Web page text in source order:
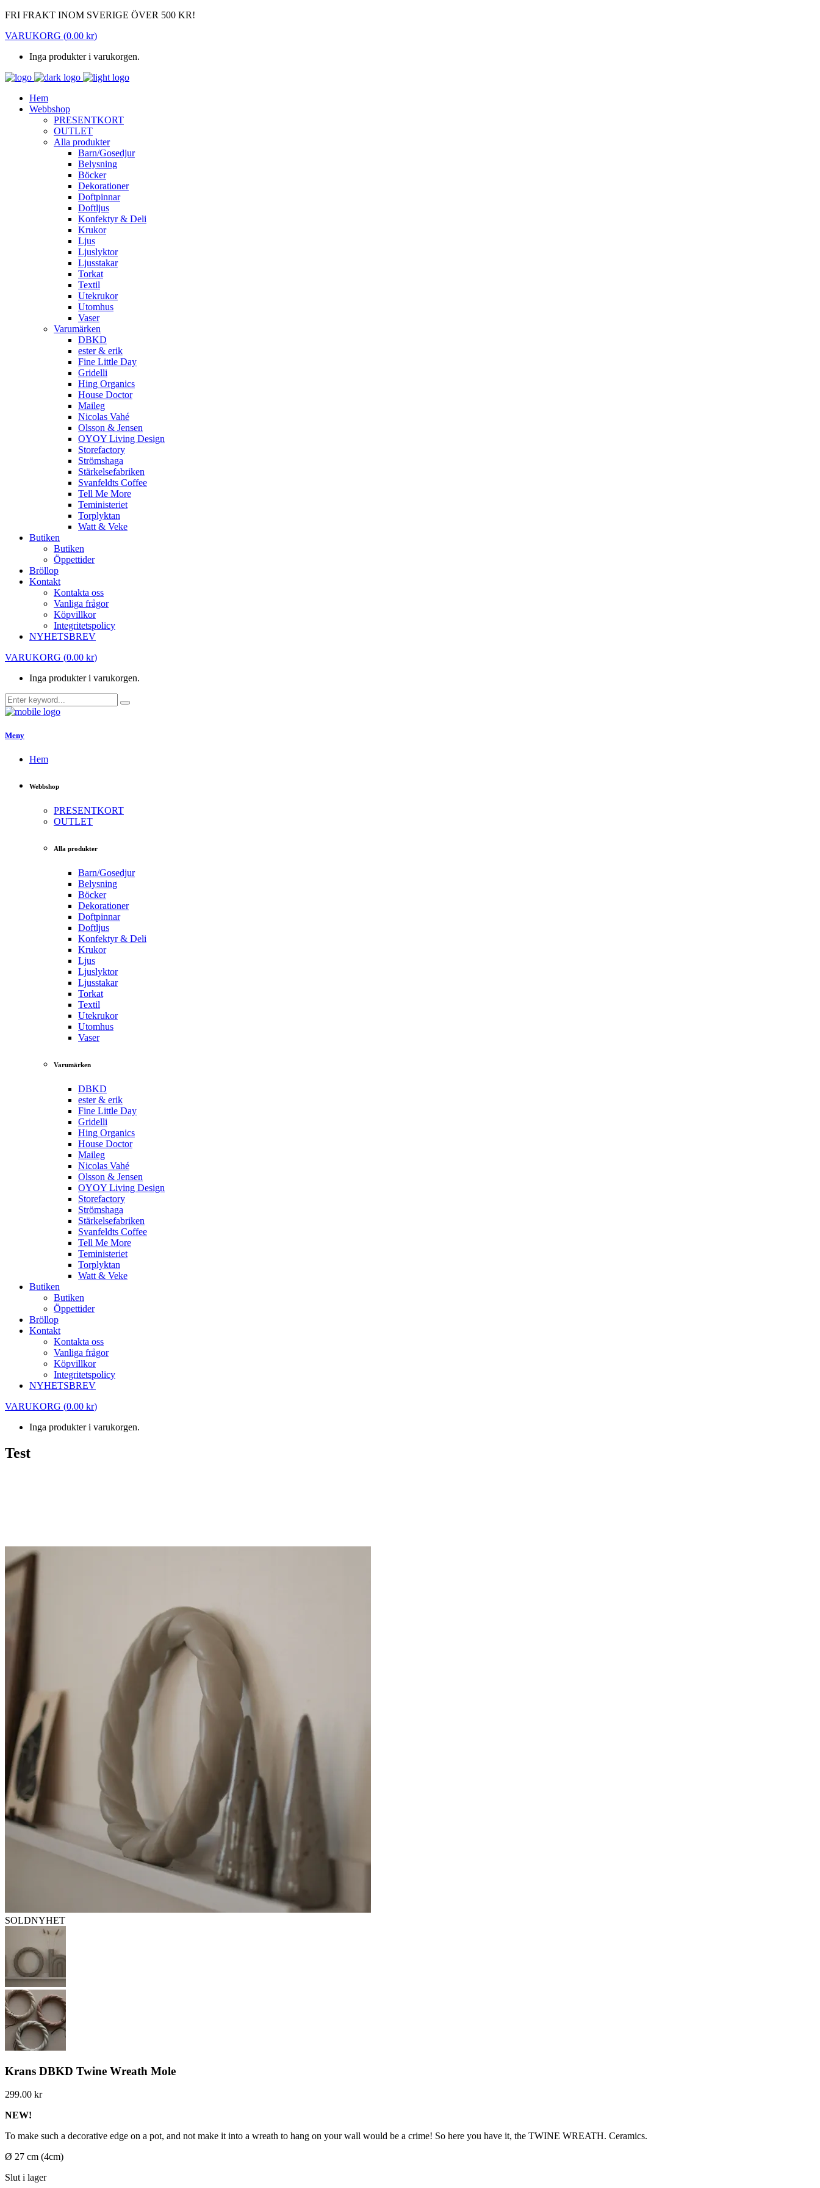
FRI FRAKT INOM SVERIGE ÖVER 500 KR!
VARUKORG (0.00 kr)
Inga produkter i varukorgen.
Hem
Webbshop
PRESENTKORT
OUTLET
Alla produkter
Barn/Gosedjur
Belysning
Böcker
Dekorationer
Doftpinnar
Doftljus
Konfektyr & Deli
Krukor
Ljus
Ljuslyktor
Ljusstakar
Torkat
Textil
Utekrukor
Utomhus
Vaser
Varumärken
DBKD
ester & erik
Fine Little Day
Gridelli
Hing Organics
House Doctor
Maileg
Nicolas Vahé
Olsson & Jensen
OYOY Living Design
Storefactory
Strömshaga
Stärkelsefabriken
Svanfeldts Coffee
Tell Me More
Teministeriet
Torplyktan
Watt & Veke
Butiken
Butiken
Öppettider
Bröllop
Kontakt
Kontakta oss
Vanliga frågor
Köpvillkor
Integritetspolicy
NYHETSBREV
VARUKORG (0.00 kr)
Inga produkter i varukorgen.
Meny
Hem
Webbshop
PRESENTKORT
OUTLET
Alla produkter
Barn/Gosedjur
Belysning
Böcker
Dekorationer
Doftpinnar
Doftljus
Konfektyr & Deli
Krukor
Ljus
Ljuslyktor
Ljusstakar
Torkat
Textil
Utekrukor
Utomhus
Vaser
Varumärken
DBKD
ester & erik
Fine Little Day
Gridelli
Hing Organics
House Doctor
Maileg
Nicolas Vahé
Olsson & Jensen
OYOY Living Design
Storefactory
Strömshaga
Stärkelsefabriken
Svanfeldts Coffee
Tell Me More
Teministeriet
Torplyktan
Watt & Veke
Butiken
Butiken
Öppettider
Bröllop
Kontakt
Kontakta oss
Vanliga frågor
Köpvillkor
Integritetspolicy
NYHETSBREV
VARUKORG (0.00 kr)
Inga produkter i varukorgen.
Test
SOLDNYHET
Krans DBKD Twine Wreath Mole
299.00 kr
NEW!
To make such a decorative edge on a pot, and not make it into a wreath to hang on your wall would be a crime! So here you have it, the TWINE WREATH. Ceramics.
Ø 27 cm (4cm)
Slut i lager